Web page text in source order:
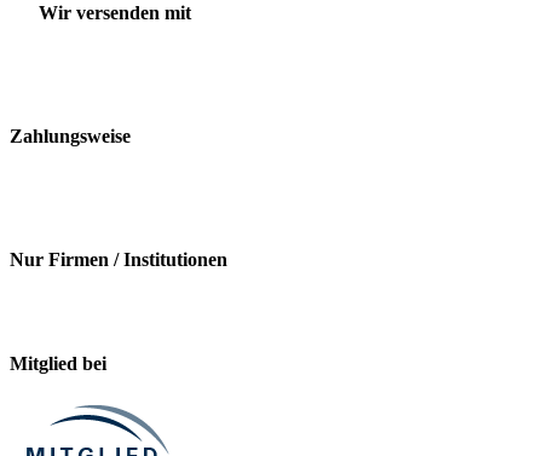
Wir versenden mit
Zahlungsweise
Nur Firmen / Institutionen
Mitglied bei